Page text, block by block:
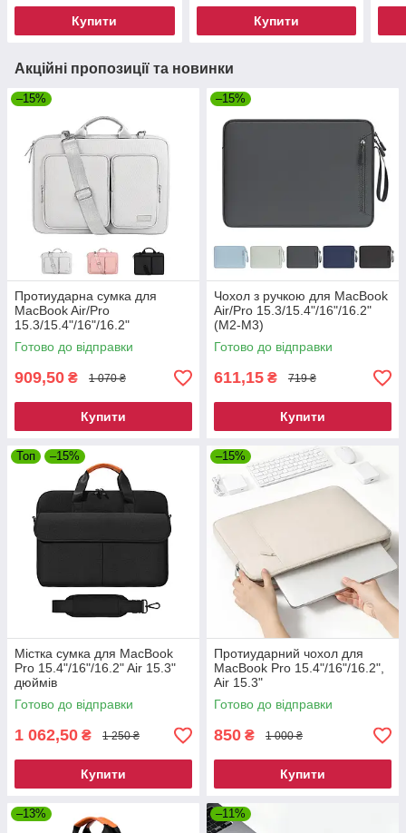
Купити Купити
Акційні пропозиції та новинки
–15%
Протиударна сумка для
MacBook Air/Pro
15.3/15.4"/16"/16.2"
M1/M2/M3
Готово до відправки
909,50 ₴ 1 070 ₴
Купити
–15%
Чохол з ручкою для MacBook
Air/Pro 15.3/15.4"/16"/16.2"
(M2-M3)
Готово до відправки
611,15 ₴ 719 ₴
Купити
Топ –15%
Містка сумка для MacBook
Pro 15.4"/16"/16.2" Air 15.3"
дюймів
Готово до відправки
1 062,50 ₴ 1 250 ₴
Купити
–15%
Протиударний чохол для
MacBook Pro 15.4"/16"/16.2",
Air 15.3"
Готово до відправки
850 ₴ 1 000 ₴
Купити
–13% –11%